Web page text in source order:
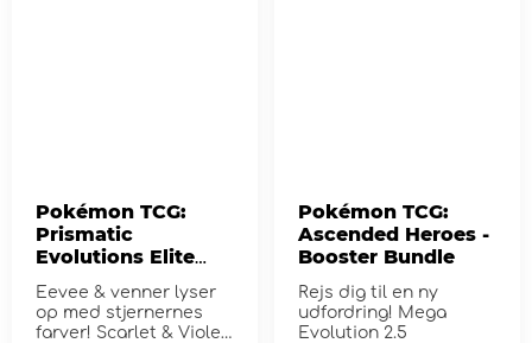
Pokémon TCG:
Prismatic
Evolutions Elite
Eevee & venner lyser
op med stjernernes
farver! Scarlet & Violet
Pokémon TCG:
Ascended Heroes -
Booster Bundle
Rejs dig til en ny
udfordring! Mega
Evolution 2.5